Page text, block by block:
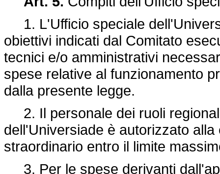
1. L'Ufficio speciale
obiettivi indicati dal Comitato
tecnici e/o amministrativi
spese relative al funzionamento
dalla presente legge.
2. Il personale dei ruoli
dell'Universiade è autorizzato
straordinario entro il limite
3. Per le spese derivanti